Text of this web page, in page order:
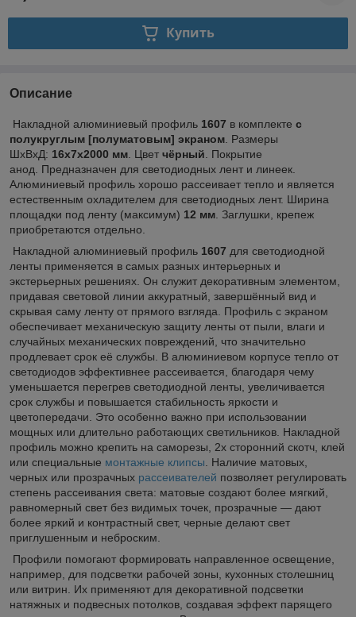
Купить
Описание
Накладной алюминиевый профиль 1607 в комплекте с
полукруглым [полуматовым] экраном . Размеры
ШхВхД: 16х7х2000 мм . Цвет чёрный . Покрытие
анод. Предназначен для светодиодных лент и линеек.
Алюминиевый профиль хорошо рассеивает тепло и является
естественным охладителем для светодиодных лент. Ширина
площадки под ленту (максимум) 12 мм . Заглушки, крепеж
приобретаются отдельно.
Накладной алюминиевый профиль 1607 для светодиодной
ленты применяется в самых разных интерьерных и
экстерьерных решениях. Он служит декоративным элементом,
придавая световой линии аккуратный, завершённый вид и
скрывая саму ленту от прямого взгляда. Профиль с экраном
обеспечивает механическую защиту ленты от пыли, влаги и
случайных механических повреждений, что значительно
продлевает срок её службы. В алюминиевом корпусе тепло от
светодиодов эффективнее рассеивается, благодаря чему
уменьшается перегрев светодиодной ленты, увеличивается
срок службы и повышается стабильность яркости и
цветопередачи. Это особенно важно при использовании
мощных или длительно работающих светильников. Накладной
профиль можно крепить на саморезы, 2х сторонний скотч, клей
или специальные монтажные клипсы . Наличие матовых,
черных или прозрачных рассеивателей позволяет регулировать
степень рассеивания света: матовые создают более мягкий,
равномерный свет без видимых точек, прозрачные — дают
более яркий и контрастный свет, черные делают свет
приглушенным и неброским.
Профили помогают формировать направленное освещение,
например, для подсветки рабочей зоны, кухонных столешниц
или витрин. Их применяют для декоративной подсветки
натяжных и подвесных потолков, создавая эффект парящего